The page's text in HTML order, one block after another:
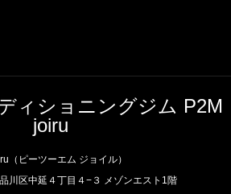
ィショニングジム P2M
joiru
（ピーツーエム ジョイル）
川区中延４丁目４−３ メゾンエスト1階